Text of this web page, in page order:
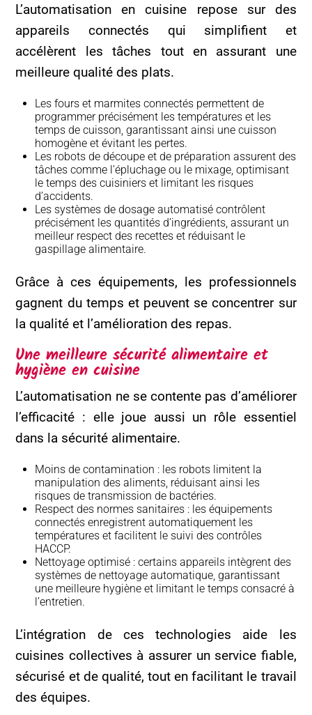
L’automatisation en cuisine repose sur des
appareils connectés qui simplifient et
accélèrent les tâches tout en assurant une
meilleure qualité des plats.
Les fours et marmites connectés permettent de
programmer précisément les températures et les
temps de cuisson, garantissant ainsi une cuisson
homogène et évitant les pertes.
Les robots de découpe et de préparation assurent des
tâches comme l’épluchage ou le mixage, optimisant
le temps des cuisiniers et limitant les risques
d’accidents.
Les systèmes de dosage automatisé contrôlent
précisément les quantités d’ingrédients, assurant un
meilleur respect des recettes et réduisant le
gaspillage alimentaire.
Grâce à ces équipements, les professionnels
gagnent du temps et peuvent se concentrer sur
la qualité et l’amélioration des repas.
Une meilleure sécurité alimentaire et
hygiène en cuisine
L’automatisation ne se contente pas d’améliorer
l’efficacité : elle joue aussi un rôle essentiel
dans la sécurité alimentaire.
Moins de contamination : les robots limitent la
manipulation des aliments, réduisant ainsi les
risques de transmission de bactéries.
Respect des normes sanitaires : les équipements
connectés enregistrent automatiquement les
températures et facilitent le suivi des contrôles
HACCP.
Nettoyage optimisé : certains appareils intègrent des
systèmes de nettoyage automatique, garantissant
une meilleure hygiène et limitant le temps consacré à
l’entretien.
L’intégration de ces technologies aide les
cuisines collectives à assurer un service fiable,
sécurisé et de qualité, tout en facilitant le travail
des équipes.